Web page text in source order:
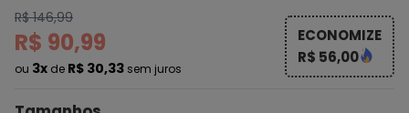
R$ 146,99
R$ 90,99
ou 3x de R$ 30,33 sem juros
ECONOMIZE
R$ 56,00